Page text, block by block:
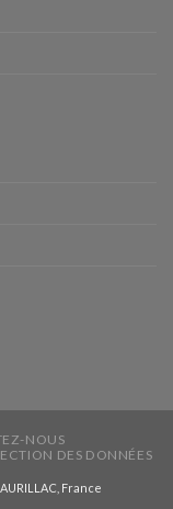
NOUS
DES DONNÉES
France